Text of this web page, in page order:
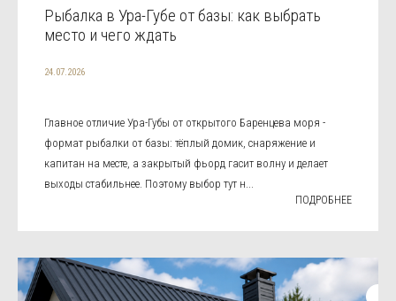
Рыбалка в Ура-Губе от базы: как выбрать
место и чего ждать
24.07.2026
Главное отличие Ура-Губы от открытого Баренцева моря -
формат рыбалки от базы: тёплый домик, снаряжение и
капитан на месте, а закрытый фьорд гасит волну и делает
выходы стабильнее. Поэтому выбор тут н...
ПОДРОБНЕЕ